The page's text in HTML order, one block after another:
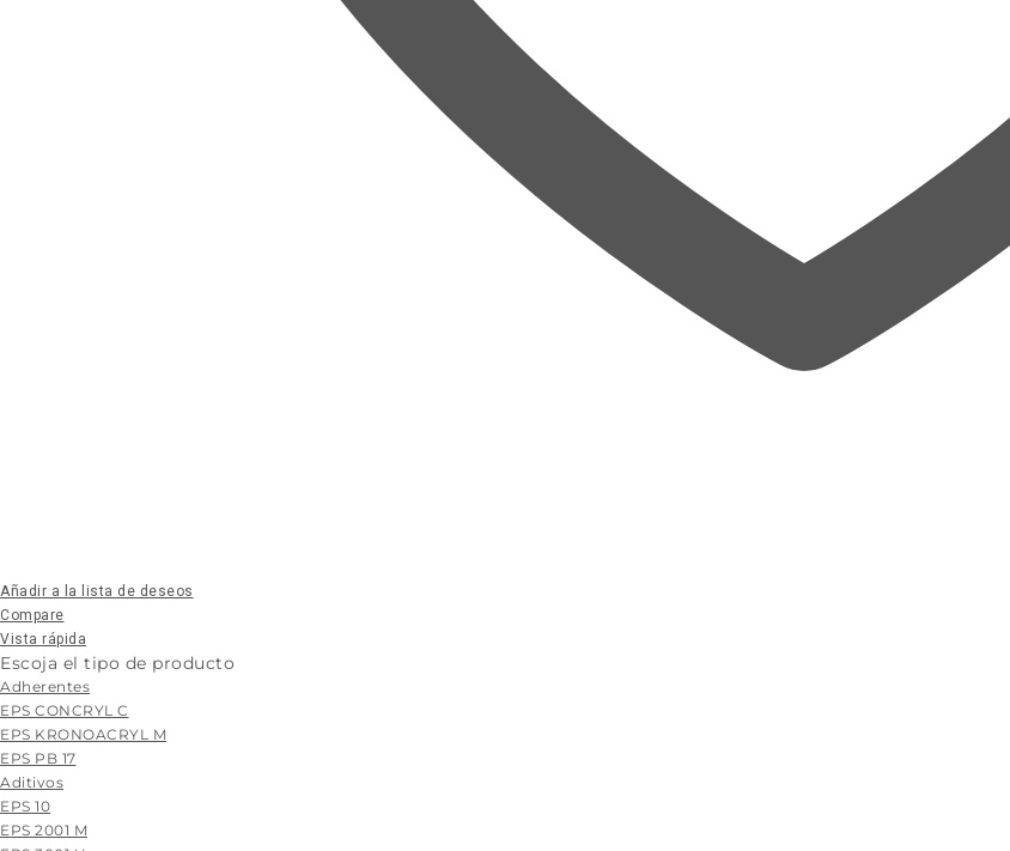
Añadir a la lista de deseos
Compare
Vista rápida
Escoja el tipo de producto
Adherentes
EPS CONCRYL C
EPS KRONOACRYL M
EPS PB 17
Aditivos
EPS 10
EPS 2001 M